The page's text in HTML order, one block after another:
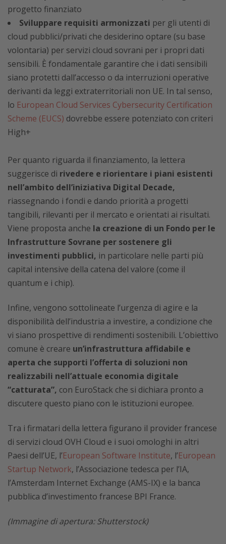
progetto finanziato
Sviluppare requisiti armonizzati per gli utenti di
cloud pubblici/privati che desiderino optare (su base
volontaria) per servizi cloud sovrani per i propri dati
sensibili. È fondamentale garantire che i dati sensibili
siano protetti dall’accesso o da interruzioni operative
derivanti da leggi extraterritoriali non UE. In tal senso,
lo European Cloud Services Cybersecurity Certification
Scheme (EUCS) dovrebbe essere potenziato con criteri
High+
Per quanto riguarda il finanziamento, la lettera
suggerisce di rivedere e riorientare i piani esistenti
nell’ambito dell’iniziativa Digital Decade,
riassegnando i fondi e dando priorità a progetti
tangibili, rilevanti per il mercato e orientati ai risultati.
Viene proposta anche la creazione di un Fondo per le
Infrastrutture Sovrane per sostenere gli
investimenti pubblici, in particolare nelle parti più
capital intensive della catena del valore (come il
quantum e i chip).
Infine, vengono sottolineate l’urgenza di agire e la
disponibilità dell’industria a investire, a condizione che
vi siano prospettive di rendimenti sostenibili. L’obiettivo
comune è creare un’infrastruttura affidabile e
aperta che supporti l’offerta di soluzioni non
realizzabili nell’attuale economia digitale
“catturata”, con EuroStack che si dichiara pronto a
discutere questo piano con le istituzioni europee.
Tra i firmatari della lettera figurano il provider francese
di servizi cloud OVH Cloud e i suoi omologhi in altri
Paesi dell’UE, l’European Software Institute, l’European
Startup Network, l’Associazione tedesca per l’IA,
l’Amsterdam Internet Exchange (AMS-IX) e la banca
pubblica d’investimento francese BPI France.
(Immagine di apertura: Shutterstock)